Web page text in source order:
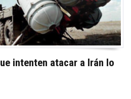
intenten atacar a Irán lo